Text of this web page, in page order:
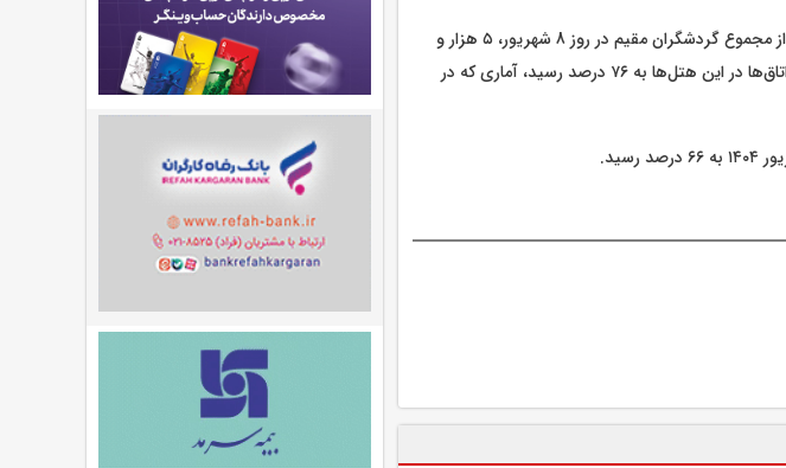
نکته قابل توجه افزایش کیفی کردشگران است براین اساس از مجموع گردشگران مقیم در روز 8 شهریور، ۵ هزار و
۸۰۴ نفر در هتل‌های ۵ ستاره اقامت کردند و ضریب اشغال اتاق‌ها در این هتل‌ها به ۷۶ درصد رسید، آماری که در